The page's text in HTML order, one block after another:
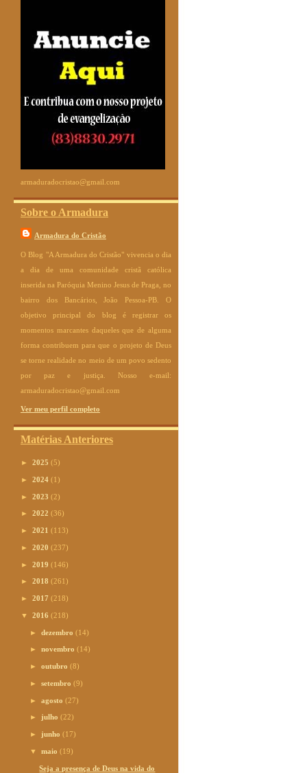
armaduradocristao@gmail.com
Sobre o Armadura
Armadura do Cristão
O Blog "A Armadura do Cristão" vivencia o dia
a dia de uma comunidade cristã católica
inserida na Paróquia Menino Jesus de Praga, no
bairro dos Bancários, João Pessoa-PB. O
objetivo principal do blog é registrar os
momentos marcantes daqueles que de alguma
forma contribuem para que o projeto de Deus
se torne realidade no meio de um povo sedento
por paz e justiça. Nosso e-mail:
armaduradocristao@gmail.com
Ver meu perfil completo
Matérias Anteriores
► 2025 (5)
► 2024 (1)
► 2023 (2)
► 2022 (36)
► 2021 (113)
► 2020 (237)
► 2019 (146)
► 2018 (261)
► 2017 (218)
▼ 2016 (218)
►dezembro(14)
►novembro(14)
►outubro(8)
►setembro(9)
►agosto(27)
► julho(22)
► junho(17)
▼maio(19)
Seja a presença de Deus na vida do